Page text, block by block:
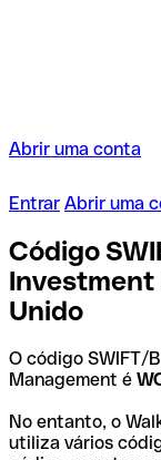
Abrir uma conta
Entrar Abrir uma
Código
Investment
Unido
O código SWIFT/
Management é
No entanto, o
utiliza vários